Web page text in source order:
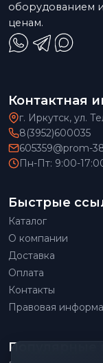
оборудованием
ценам.
Контактная
г. Иркутск, ул.
8(3952)600035
605359@prom-
Пн-Пт: 9:00-
Быстрые
Каталог
О компании
Доставка
Оплата
Контакты
Правовая
Популярные